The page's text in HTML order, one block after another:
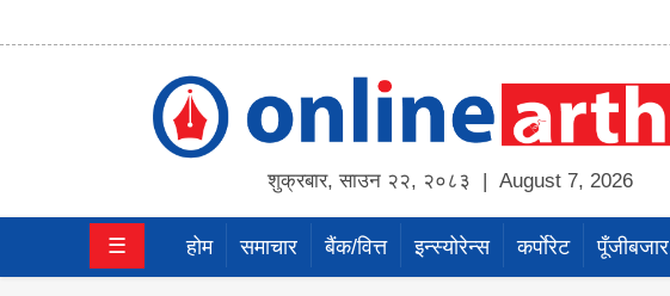
शुक्रबार,साउन २२, २०८३ | August 7, 2026
बैंक/
☰ होम समाचार बैंक/वित्त इन्स्योरेन्स कर्पाेरेट पूँजीबजार